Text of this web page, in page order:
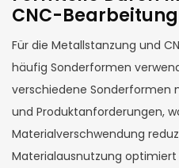
CNC-Bearbeitung
Für die Metallstanzung und
häufig Sonderformen
verschiedene Sonderformen
und Produktanforderungen,
Materialverschwendung
Materialausnutzung optimiert